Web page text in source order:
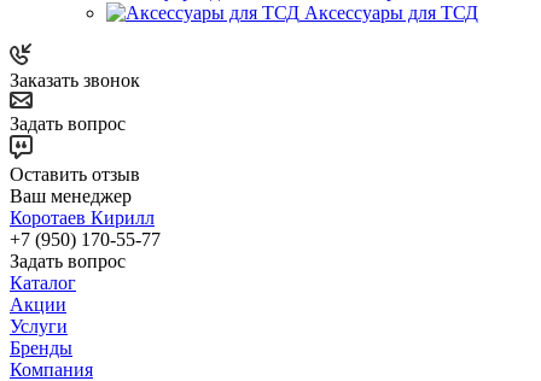
Аксессуары для ТСД
Заказать звонок
Задать вопрос
Оставить отзыв
Ваш менеджер
Коротаев Кирилл
+7 (950) 170-55-77
Задать вопрос
Каталог
Акции
Услуги
Бренды
Компания